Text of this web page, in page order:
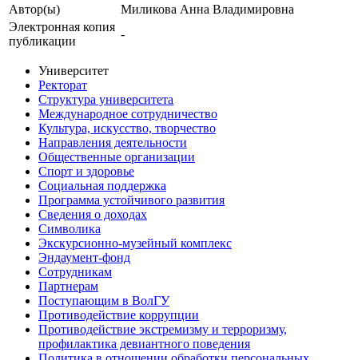
Автор(ы)
Миликова Анна Владимировна
Электронная копия
публикации
-
Университет
Ректорат
Структура университета
Международное сотрудничество
Культура, искусство, творчество
Направления деятельности
Общественные организации
Спорт и здоровье
Социальная поддержка
Программа устойчивого развития
Сведения о доходах
Символика
Экскурсионно-музейный комплекс
Эндаумент-фонд
Сотрудникам
Партнерам
Поступающим в ВолГУ
Противодействие коррупции
Противодействие экстремизму и терроризму,
профилактика девиантного поведения